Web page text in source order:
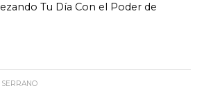
Tu Día Con el Poder de